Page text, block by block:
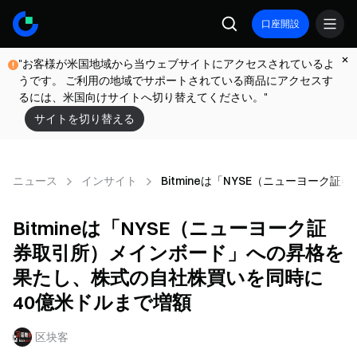
口座開設
"お客様が米国地域から当ウェブサイトにアクセスされているよ
うです。 ご利用の地域でサポートされている商品にアクセスす
るには、米国向けサイトへ切り替えてください。"
サイトを切り替える
ニュース インサイト Bitmineは「NYSE（ニューヨーク証
Bitmineは「NYSE（ニューヨーク証
券取引所）メインボード」への昇格を
果たし、株式の自社株買いを同時に
40億米ドルまで増額
区块客